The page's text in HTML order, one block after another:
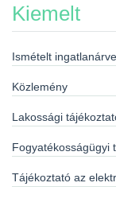
Kiemelt
Ismételt
Közlemény
Lakossági
Fogyatékosságügyi
Tájékoztató az